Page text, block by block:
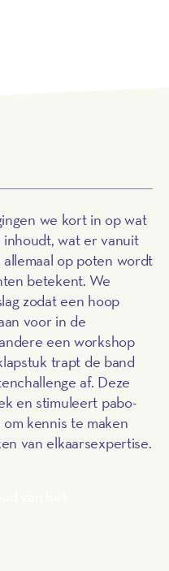
we kort in op wat
wat er vanuit
op poten wordt
betekent. We
zodat een hoop
voor in de
een workshop
trapt de band
af. Deze
en stimuleert pabo-
kennis te maken
van elkaarsexpertise.